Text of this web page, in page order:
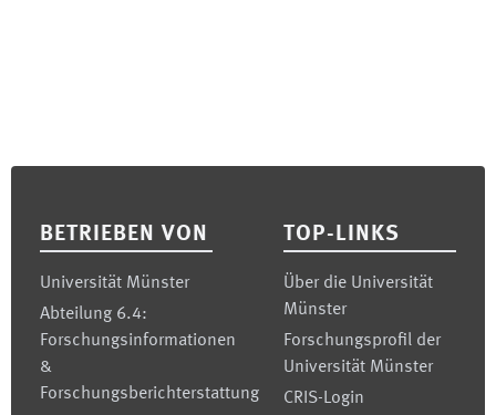
BETRIEBEN VON
Universität Münster
Abteilung 6.4:
Forschungsinformationen
&
Forschungsberichterstattung
TOP-LINKS
Über die Universität
Münster
Forschungsprofil der
Universität Münster
CRIS-Login